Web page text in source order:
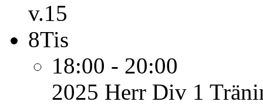
v.15
8Tis
18:00 - 20:00
2025 Herr Div 1